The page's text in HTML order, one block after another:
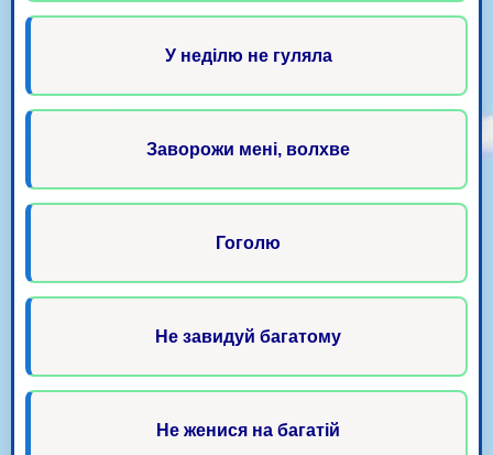
У неділю не гуляла
Заворожи мені, волхве
Гоголю
Не завидуй багатому
Не женися на багатій